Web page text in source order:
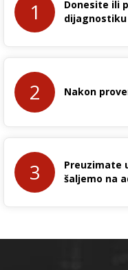
1
Donesite ili
dijagnostiku
2 Nakon
3
Preuzimate
šaljemo na